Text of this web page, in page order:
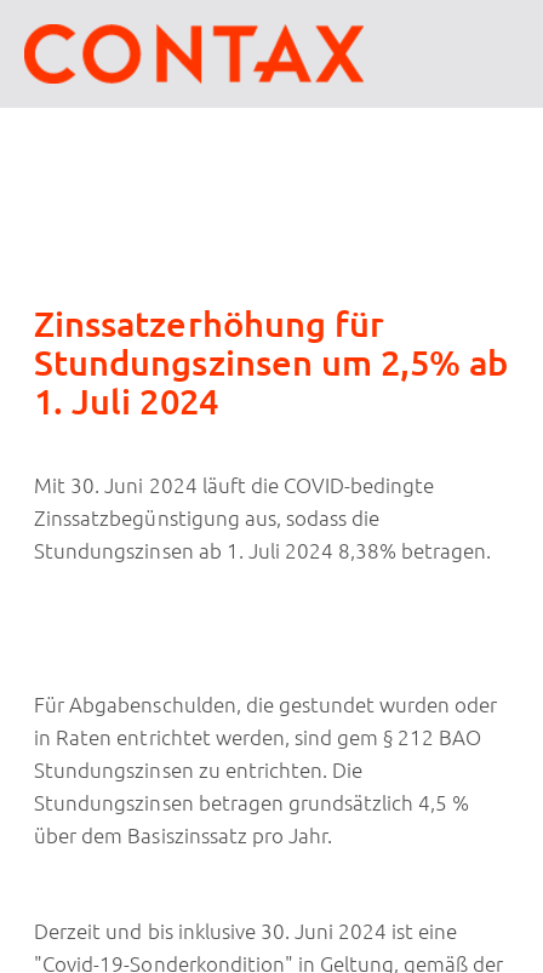
Zinssatzerhöhung für
Stundungszinsen um 2,5% ab
1. Juli 2024
Mit 30. Juni 2024 läuft die COVID-bedingte
Zinssatzbegünstigung aus, sodass die
Stundungszinsen ab 1. Juli 2024 8,38% betragen.
Für Abgabenschulden, die gestundet wurden oder
in Raten entrichtet werden, sind gem § 212 BAO
Stundungszinsen zu entrichten. Die
Stundungszinsen betragen grundsätzlich 4,5 %
über dem Basiszinssatz pro Jahr.
Derzeit und bis inklusive 30. Juni 2024 ist eine
"Covid-19-Sonderkondition" in Geltung, gemäß der